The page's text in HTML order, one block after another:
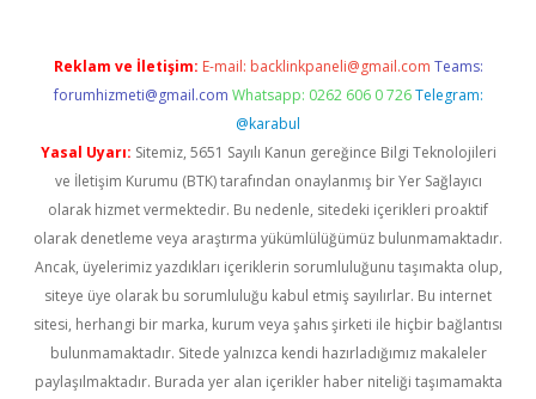
Reklam ve İletişim: E-mail: backlinkpaneli@gmail.com Teams:
forumhizmeti@gmail.com Whatsapp: 0262 606 0 726 Telegram:
@karabul
Yasal Uyarı: Sitemiz, 5651 Sayılı Kanun gereğince Bilgi Teknolojileri
ve İletişim Kurumu (BTK) tarafından onaylanmış bir Yer Sağlayıcı
olarak hizmet vermektedir. Bu nedenle, sitedeki içerikleri proaktif
olarak denetleme veya araştırma yükümlülüğümüz bulunmamaktadır.
Ancak, üyelerimiz yazdıkları içeriklerin sorumluluğunu taşımakta olup,
siteye üye olarak bu sorumluluğu kabul etmiş sayılırlar. Bu internet
sitesi, herhangi bir marka, kurum veya şahıs şirketi ile hiçbir bağlantısı
bulunmamaktadır. Sitede yalnızca kendi hazırladığımız makaleler
paylaşılmaktadır. Burada yer alan içerikler haber niteliği taşımamakta